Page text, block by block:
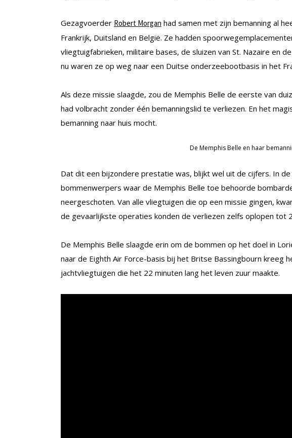
Gezagvoerder Robert Morgan had samen met zijn bemanning al
Frankrijk, Duitsland en België. Ze hadden
vliegtuigfabrieken, militaire bases, de sluizen van St. Nazaire en
nu waren ze op weg naar een Duitse onderzeebootbasis in het
Als deze missie slaagde, zou de Memphis Belle de eerste van
had volbracht zonder één bemanningslid te verliezen. En het
bemanning naar huis mocht.
De Memphis Belle en haar
Dat dit een bijzondere prestatie was, blijkt wel uit de cijfers. In
bommenwerpers waar de Memphis Belle toe behoorde
neergeschoten. Van alle vliegtuigen die op een missie gingen,
de gevaarlijkste operaties konden de verliezen zelfs oplopen tot
De Memphis Belle slaagde erin om de bommen op het doel in
naar de Eighth Air Force-basis bij het Britse Bassingbourn kreeg
jachtvliegtuigen die het 22 minuten lang het leven zuur maakte.